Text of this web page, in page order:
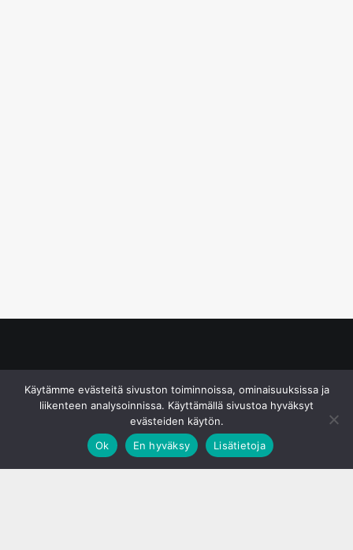
Käytämme evästeitä sivuston toiminnoissa, ominaisuuksissa ja
liikenteen analysoinnissa. Käyttämällä sivustoa hyväksyt
evästeiden käytön.
Ok
En hyväksy Lisätietoja